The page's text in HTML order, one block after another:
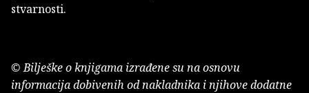
stvarnosti.
© Bilješke o knjigama izrađene su na osnovu
informacija dobivenih od nakladnika i njihove dodatne